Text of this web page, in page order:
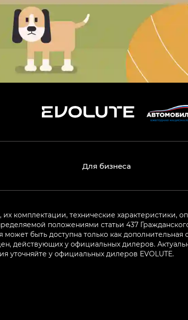
Для бизнеса
комплектации, технические характеристики,
положениями статьи 437
быть доступна только как
действующих у официальных дилеров.
уточняйте у официальных дилеров EVOLUTE.